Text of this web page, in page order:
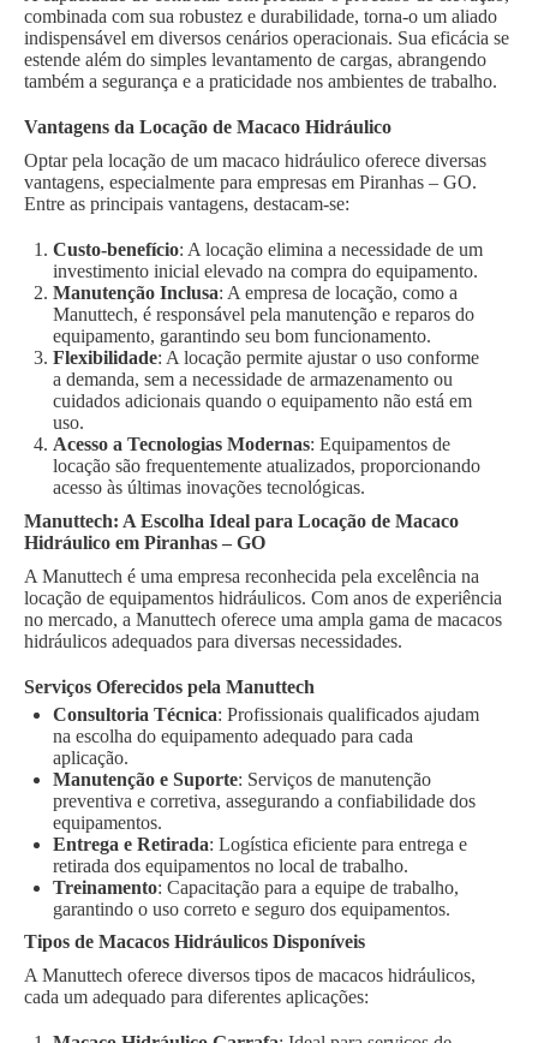
combinada com sua robustez e durabilidade, torna-o um aliado
indispensável em diversos cenários operacionais. Sua eficácia se
estende além do simples levantamento de cargas, abrangendo
também a segurança e a praticidade nos ambientes de trabalho.
Vantagens da Locação de Macaco Hidráulico
Optar pela locação de um macaco hidráulico oferece diversas
vantagens, especialmente para empresas em Piranhas – GO.
Entre as principais vantagens, destacam-se:
Custo-benefício: A locação elimina a necessidade de um
investimento inicial elevado na compra do equipamento.
Manutenção Inclusa: A empresa de locação, como a
Manuttech, é responsável pela manutenção e reparos do
equipamento, garantindo seu bom funcionamento.
Flexibilidade: A locação permite ajustar o uso conforme
a demanda, sem a necessidade de armazenamento ou
cuidados adicionais quando o equipamento não está em
uso.
Acesso a Tecnologias Modernas: Equipamentos de
locação são frequentemente atualizados, proporcionando
acesso às últimas inovações tecnológicas.
Manuttech: A Escolha Ideal para Locação de Macaco
Hidráulico em Piranhas – GO
A Manuttech é uma empresa reconhecida pela excelência na
locação de equipamentos hidráulicos. Com anos de experiência
no mercado, a Manuttech oferece uma ampla gama de macacos
hidráulicos adequados para diversas necessidades.
Serviços Oferecidos pela Manuttech
Consultoria Técnica: Profissionais qualificados ajudam
na escolha do equipamento adequado para cada
aplicação.
Manutenção e Suporte: Serviços de manutenção
preventiva e corretiva, assegurando a confiabilidade dos
equipamentos.
Entrega e Retirada: Logística eficiente para entrega e
retirada dos equipamentos no local de trabalho.
Treinamento: Capacitação para a equipe de trabalho,
garantindo o uso correto e seguro dos equipamentos.
Tipos de Macacos Hidráulicos Disponíveis
A Manuttech oferece diversos tipos de macacos hidráulicos,
cada um adequado para diferentes aplicações: